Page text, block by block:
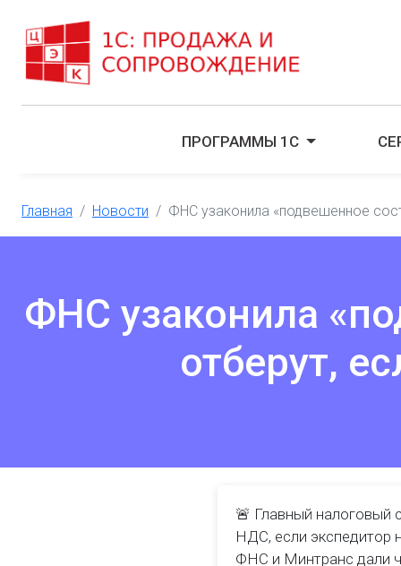
ПРОГРАММЫ 1С
Главная Новости ФНС узаконила «подвешенное
ФНС узаконила
отберут,
🚨 Главный налоговый
НДС, если экспедитор
ФНС и Минтранс дали